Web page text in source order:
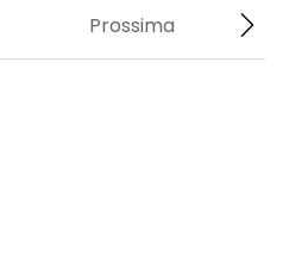
Prossima